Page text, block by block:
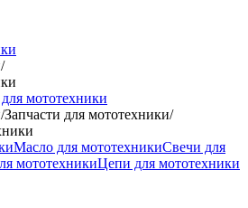
/
мототехники
/Запчасти для мототехники/
Масло для мототехникиСвечи для
мототехникиЦепи для мототехники